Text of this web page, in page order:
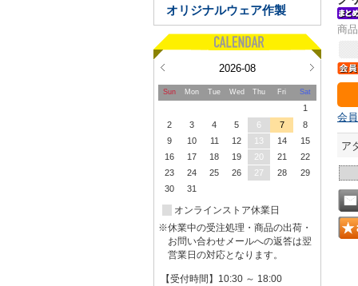
オリジナルウェア作製
2026-08
Sun Mon Tue Wed Thu Fri Sat
1
2
3 4 5 6 7
8
9
10 11 12 13 14
15
16
17 18 19 20 21
22
23
24 25 26 27 28
29
30
31
オンラインストア休業日
※休業中の受注処理・商品の出荷・
お問い合わせメールへの返答は翌
営業日の対応となります。
【受付時間】10:30 ～ 18:00
商
会
ア